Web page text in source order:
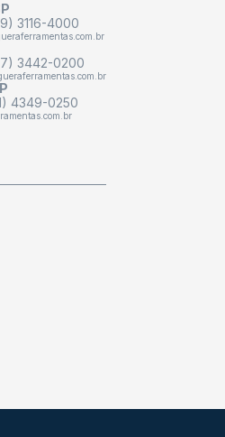
3116-4000
3442-0200
4349-0250